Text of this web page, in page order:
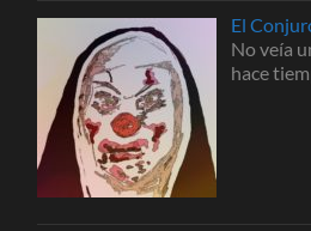
El
No veía
hace